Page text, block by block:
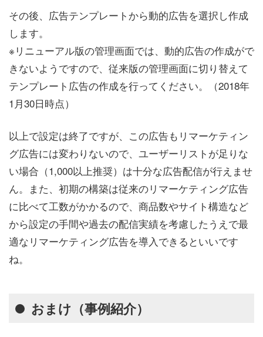
その後、広告テンプレートから動的広告を選択し作成
します。
※リニューアル版の管理画面では、動的広告の作成がで
きないようですので、従来版の管理画面に切り替えて
テンプレート広告の作成を行ってください。（2018年
1月30日時点）
以上で設定は終了ですが、この広告もリマーケティン
グ広告には変わりないので、ユーザーリストが足りな
い場合（1,000以上推奨）は十分な広告配信が行えませ
ん。また、初期の構築は従来のリマーケティング広告
に比べて工数がかかるので、商品数やサイト構造など
から設定の手間や過去の配信実績を考慮したうえで最
適なリマーケティング広告を導入できるといいです
ね。
おまけ（事例紹介）